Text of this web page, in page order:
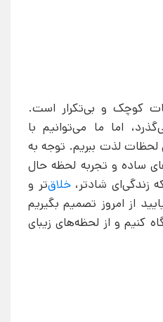
کوچک و بی‌تکرار است.
اما ما می‌توانیم با
لحظات لذت ببریم. توجه به
ساده و تجربه لحظه حال
زندگی‌ای شادتر،خلاق‌تر و
از امروز تصمیم بگیریم
کنیم و از لحظه‌های زیبای